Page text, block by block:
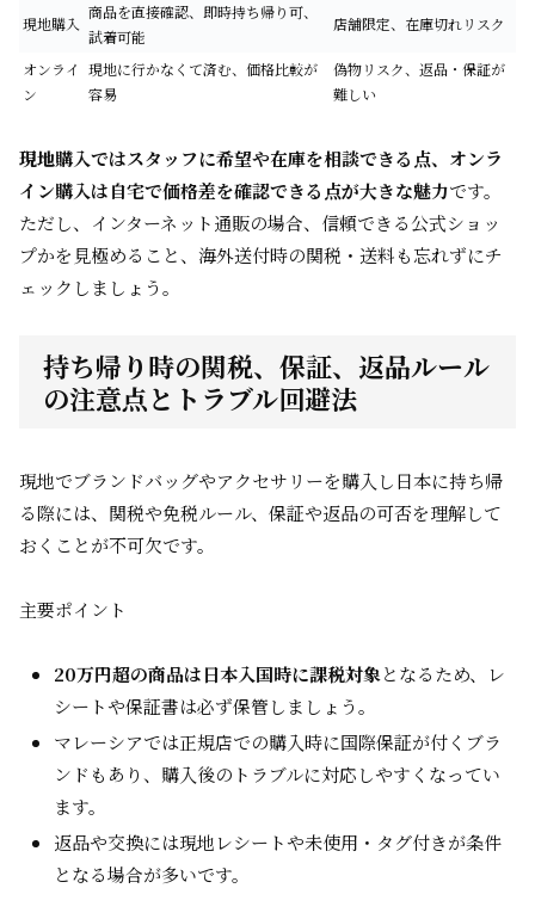
現地購入
商品を直接確認、即時持ち帰り可、
試着可能
店舗限定、在庫切れリスク
オンライ
ン
現地に行かなくて済む、価格比較が
容易
偽物リスク、返品・保証が
難しい
現地購入ではスタッフに希望や在庫を相談できる点、オンラ
イン購入は自宅で価格差を確認できる点が大きな魅力です。
ただし、インターネット通販の場合、信頼できる公式ショッ
プかを見極めること、海外送付時の関税・送料も忘れずにチ
ェックしましょう。
持ち帰り時の関税、保証、返品ルール
の注意点とトラブル回避法
現地でブランドバッグやアクセサリーを購入し日本に持ち帰
る際には、関税や免税ルール、保証や返品の可否を理解して
おくことが不可欠です。
主要ポイント
20万円超の商品は日本入国時に課税対象となるため、レ
シートや保証書は必ず保管しましょう。
マレーシアでは正規店での購入時に国際保証が付くブラ
ンドもあり、購入後のトラブルに対応しやすくなってい
ます。
返品や交換には現地レシートや未使用・タグ付きが条件
となる場合が多いです。